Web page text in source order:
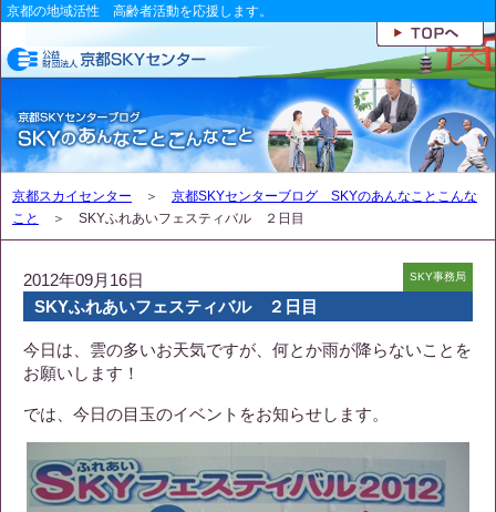
京都の地域活性 高齢者活動を応援します。
京都スカイセンター ＞ 京都SKYセンターブログ SKYのあんなことこんな
こと
＞ SKYふれあいフェスティバル ２日目
2012年09月16日 SKY事務局
SKYふれあいフェスティバル ２日目
今日は、雲の多いお天気ですが、何とか雨が降らないことを
お願いします！
では、今日の目玉のイベントをお知らせします。